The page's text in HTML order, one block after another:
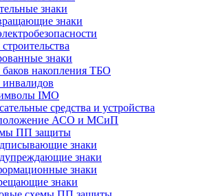
знаки
знаки
знаки
баков накопления ТБО
инвалидов
IMO
средства и устройства
АСО и МСиП
ПП защиты
знаки
знаки
знаки
знаки